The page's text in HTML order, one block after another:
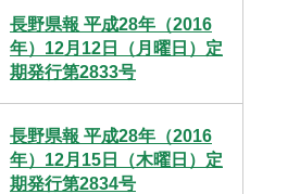
長野県報 平成28年（2016
年）12月12日（月曜日）定
期発行第2833号
長野県報 平成28年（2016
年）12月15日（木曜日）定
期発行第2834号